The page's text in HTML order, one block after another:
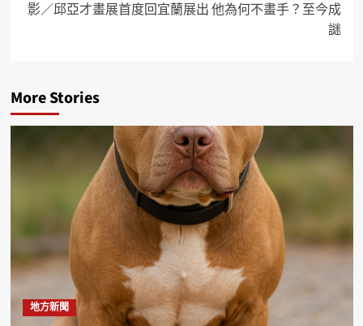
影／邱亞才畫展首度回宜蘭展出 他為何不畫手？至今成
謎
More Stories
地方新聞